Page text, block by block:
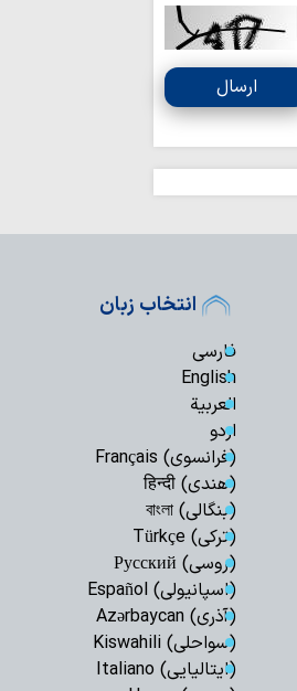
ارسال
انتخاب زبان
فارسی
English
العربیة
اردو
(فرانسوی) Français
(هندی) हिन्दी
(بنگالی) বাংলা
(ترکی) Türkçe
(روسی) Русский
(اسپانیولی) Español
(آذری) Azərbaycan
(سواحلی) Kiswahili
(ایتالیایی) Italiano